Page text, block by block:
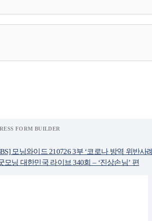
FORM BUILDER
모닝와이드 210726 3부 ‘코로나 방역 위반사
모닝 대한민국 라이브 340회 – ‘진상손님’ 편